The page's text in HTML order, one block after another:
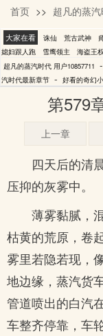
用户10857711
首页 >> 超凡的蒸
大家在看 诛仙 荒古武神
媳妇跟人跑
雪鹰领主 海盗王权
超凡的蒸汽时代 用户10857711 -
汽时代最新章节 - 好看的奇幻
第579
上一章
四天后的清
压抑的灰雾中。
薄雾黏腻，
枯黄的荒原，卷
雾里若隐若现，
地边缘，蒸汽货
管道喷出的白汽
车整齐停靠，车